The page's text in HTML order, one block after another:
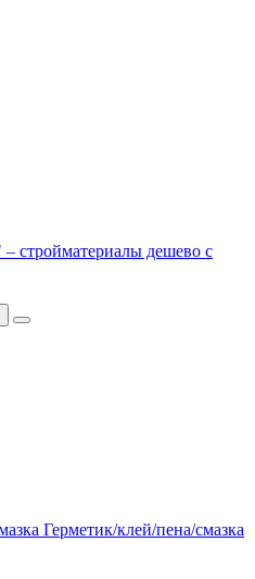
Герметик/клей/пена/смазка